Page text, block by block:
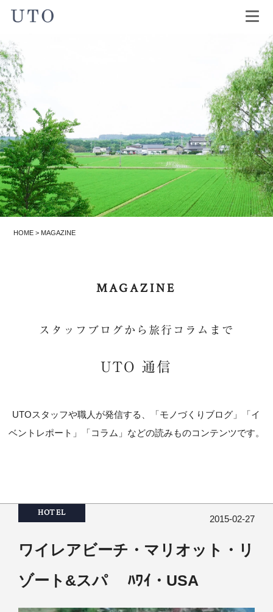
HOME > MAGAZINE
MAGAZINE
スタッフブログから旅行コラムまで
UTO 通信
UTOスタッフや職人が発信する、「モノづくりブログ」「イ
ベントレポート」「コラム」などの読みものコンテンツです。
HOTEL
2015-02-27
ワイレアビーチ・マリオット・リ
ゾート&スパ ﾊﾜｲ・USA